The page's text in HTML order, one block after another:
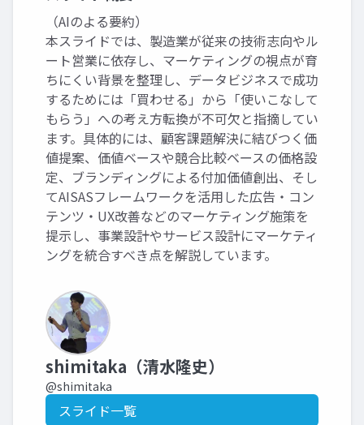
（AIのよる要約）
本スライドでは、製造業が従来の技術志向やル
ート営業に依存し、マーケティングの視点が育
ちにくい背景を整理し、データビジネスで成功
するためには「買わせる」から「使いこなして
もらう」への考え方転換が不可欠と指摘してい
ます。具体的には、顧客課題解決に結びつく価
値提案、価値ベースや競合比較ベースの価格設
定、ブランディングによる付加価値創出、そし
てAISASフレームワークを活用した広告・コン
テンツ・UX改善などのマーケティング施策を
提示し、事業設計やサービス設計にマーケティ
ングを統合すべき点を解説しています。
shimitaka（清水隆史）
@shimitaka
スライド一覧